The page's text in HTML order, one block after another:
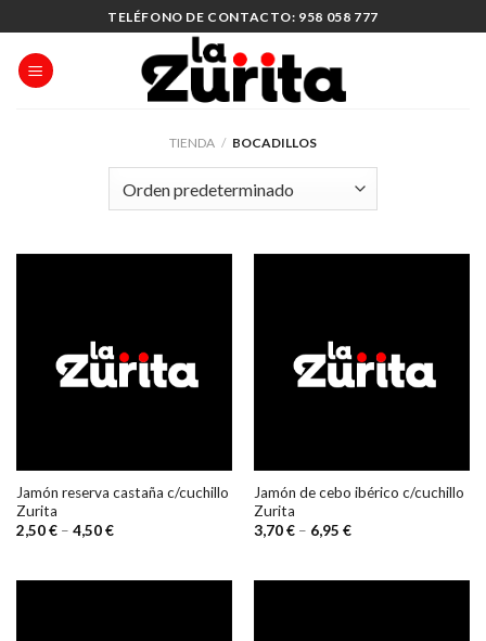
al
contenido
TELÉFONO DE CONTACTO: 958 058 777
TIENDA / BOCADILLOS
Jamón reserva castaña c/cuchillo
Zurita
2,50€– 4,50€
Jamón de cebo ibérico c/cuchillo
Zurita
3,70€– 6,95 €